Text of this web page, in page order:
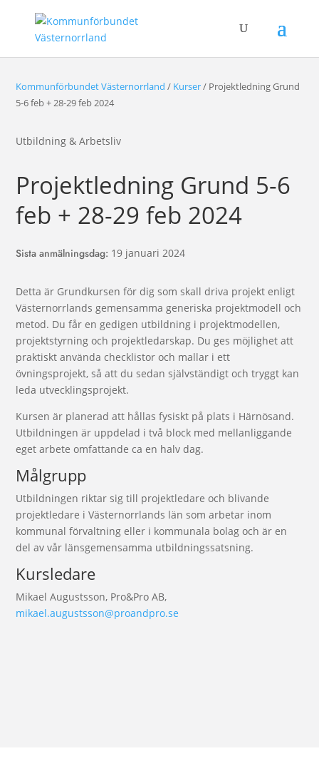
Kommunförbundet Västernorrland / Kurser/ Projektledning Grund
5-6 feb + 28-29 feb 2024
Utbildning & Arbetsliv
Projektledning Grund 5-6
feb + 28-29 feb 2024
Sista anmälningsdag: 19 januari 2024
Detta är Grundkursen för dig som skall driva projekt enligt
Västernorrlands gemensamma generiska projektmodell och
metod. Du får en gedigen utbildning i projektmodellen,
projektstyrning och projektledarskap. Du ges möjlighet att
praktiskt använda checklistor och mallar i ett
övningsprojekt, så att du sedan självständigt och tryggt kan
leda utvecklingsprojekt.
Kursen är planerad att hållas fysiskt på plats i Härnösand.
Utbildningen är uppdelad i två block med mellanliggande
eget arbete omfattande ca en halv dag.
Målgrupp
Utbildningen riktar sig till projektledare och blivande
projektledare i Västernorrlands län som arbetar inom
kommunal förvaltning eller i kommunala bolag och är en
del av vår länsgemensamma utbildningssatsning.
Kursledare
Mikael Augustsson, Pro&Pro AB,
mikael.augustsson@proandpro.se